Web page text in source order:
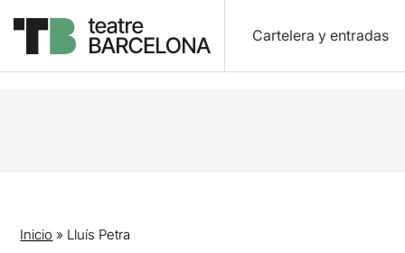
Cartelera y entradas
Inicio » Lluís Petra